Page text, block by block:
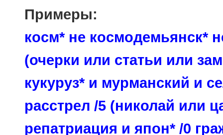
Примеры:
косм* не космодемьянск*
(очерки или статьи или
кукуруз* и мурманский и
расстрел /5 (николай или
репатриация и япон* /0